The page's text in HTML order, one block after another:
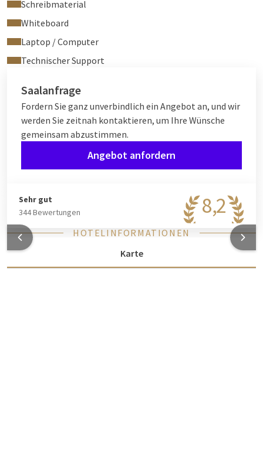
Schreibmaterial
Whiteboard
Laptop / Computer
Technischer Support
Saalanfrage
Fordern Sie ganz unverbindlich ein Angebot an, und wir
werden Sie zeitnah kontaktieren, um Ihre Wünsche
gemeinsam abzustimmen.
Angebot anfordern
8,2
Sehr gut
344 Bewertungen
HOTELINFORMATIONEN
Karte